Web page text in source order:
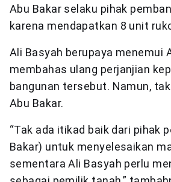
Abu Bakar selaku pihak
karena mendapatkan 8 unit
Ali Basyah berupaya menemui
membahas ulang perjanjian
bangunan tersebut. Namun,
Abu Bakar.
“Tak ada itikad baik dari pihak
Bakar) untuk menyelesaikan
sementara Ali Basyah perlu